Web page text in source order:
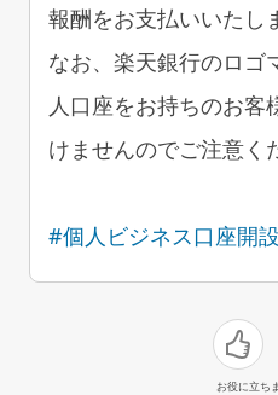
報酬をお支払いいたし
なお、楽天銀行のロゴ
人口座をお持ちのお
けませんのでご注意く
#個人ビジネス口座開設
お役に立ち